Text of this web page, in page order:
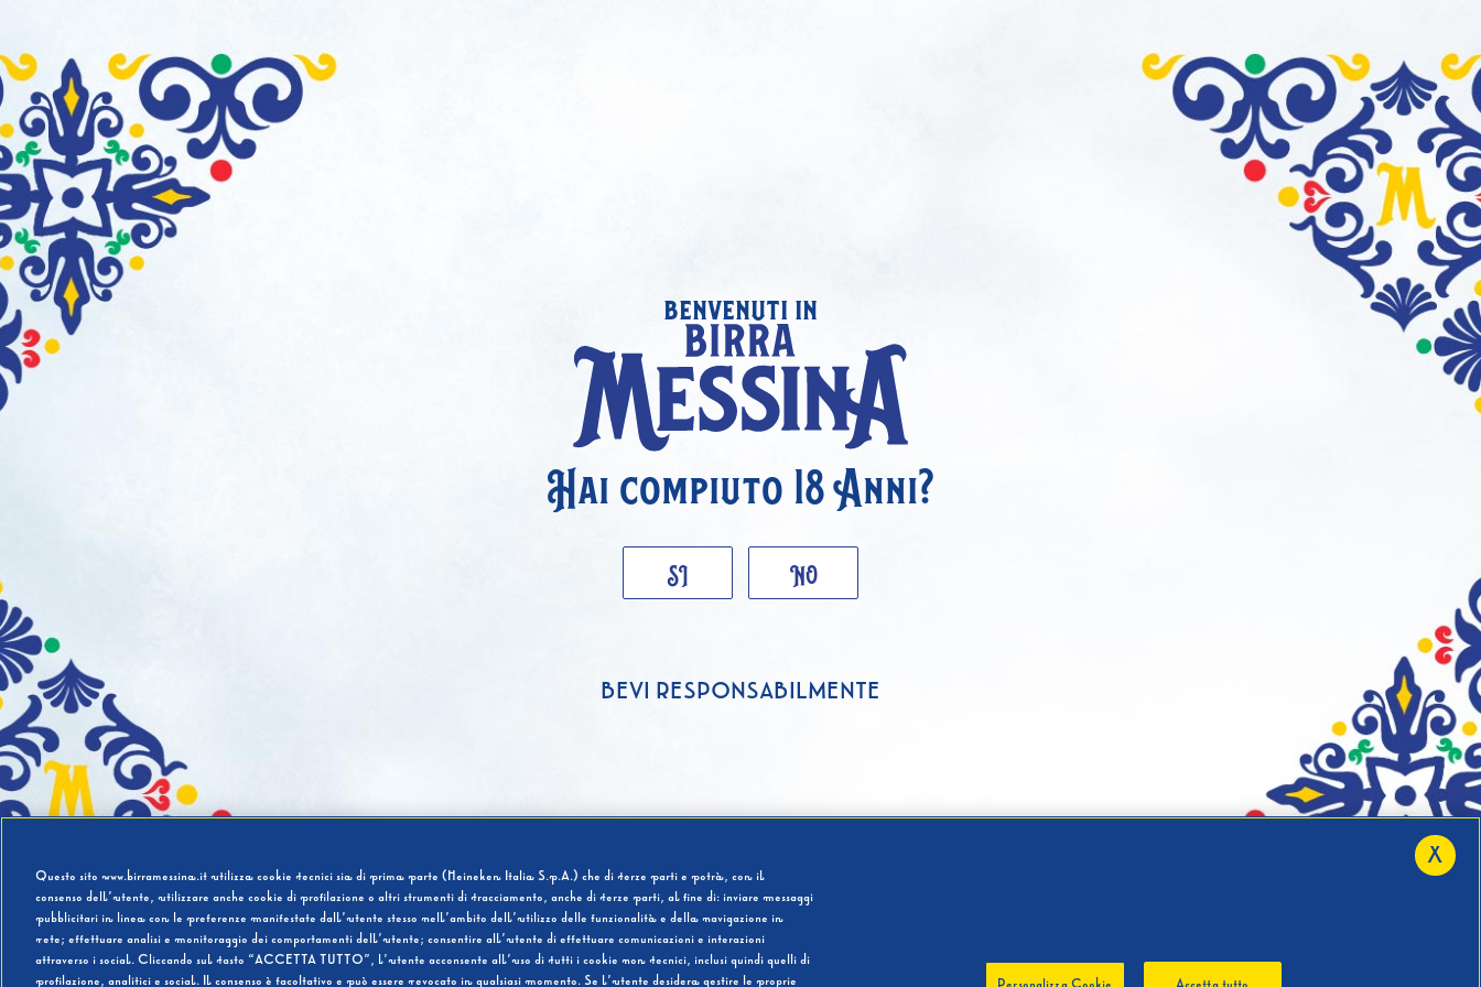
benvenuti in
Hai compiuto 18 Anni?
SI NO
BEVI RESPONSABILMENTE
Questo sito www.birramessina.it utilizza cookie tecnici sia di prima parte (Heineken Italia S.p.A.) che di terze parti e potrà, con il
consenso dell’utente, utilizzare anche cookie di profilazione o altri strumenti di tracciamento, anche di terze parti, al fine di: inviare messaggi
pubblicitari in linea con le preferenze manifestate dall’utente stesso nell’ambito dell’utilizzo delle funzionalità e della navigazione in
rete; effettuare analisi e monitoraggio dei comportamenti dell’utente; consentire all’utente di effettuare comunicazioni e interazioni
attraverso i social. Cliccando sul tasto “ACCETTA TUTTO”, l’utente acconsente all’uso di tutti i cookie non tecnici, inclusi quindi quelli di
profilazione, analitici e social. Il consenso è facoltativo e può essere revocato in qualsiasi momento. Se l’utente desidera gestire le proprie
X